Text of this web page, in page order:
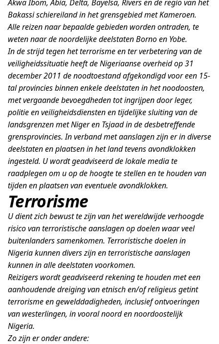
Akwa Ibom, Abia, Delta, Bayelsa, Rivers en de regio van het
Bakassi schiereiland in het grensgebied met Kameroen.
Alle reizen naar bepaalde gebieden worden ontraden, te
weten naar de noordelijke deelstaten Borno en Yobe.
In de strijd tegen het terrorisme en ter verbetering van de
veiligheidssituatie heeft de Nigeriaanse overheid op 31
december 2011 de noodtoestand afgekondigd voor een 15-
tal provincies binnen enkele deelstaten in het noodoosten,
met vergaande bevoegdheden tot ingrijpen door leger,
politie en veiligheidsdiensten en tijdelijke sluiting van de
landsgrenzen met Niger en Tsjaad in de desbetreffende
grensprovincies. In verband met aanslagen zijn er in diverse
deelstaten en plaatsen in het land tevens avondklokken
ingesteld. U wordt geadviseerd de lokale media te
raadplegen om u op de hoogte te stellen en te houden van
tijden en plaatsen van eventuele avondklokken.
Terrorisme
U dient zich bewust te zijn van het wereldwijde verhoogde
risico van terroristische aanslagen op doelen waar veel
buitenlanders samenkomen. Terroristische doelen in
Nigeria kunnen divers zijn en terroristische aanslagen
kunnen in alle deelstaten voorkomen.
Reizigers wordt geadviseerd rekening te houden met een
aanhoudende dreiging van etnisch en/of religieus getint
terrorisme en gewelddadigheden, inclusief ontvoeringen
van westerlingen, in vooral noord en noordoostelijk
Nigeria.
Zo zijn er onder andere: